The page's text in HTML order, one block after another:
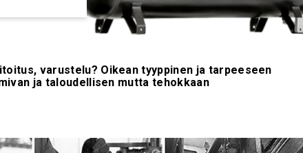
varustelu? Oikean tyyppinen ja tarpeeseen
ja taloudellisen mutta tehokkaan